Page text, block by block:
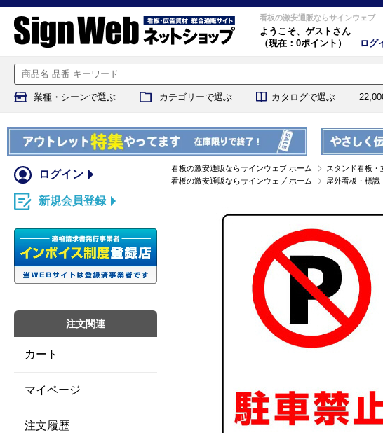
看板の激安通販ならサインウェブ
ようこそ、 ゲストさん
（現在：0ポイント）
ログ
業種・シーンで選ぶ カテゴリーで選ぶ カタログで選ぶ
看板の激安通販ならサインウェブ ホーム スタンド看板・
看板の激安通販ならサインウェブ ホーム
屋外看板・標識
ログイン
新規会員登録
注文関連
カート
マイページ
注文履歴